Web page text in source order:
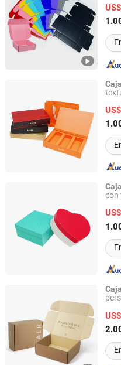
Guangdong, China
Caja
Xiamen Tongli Printing
Fujian, China
Caja
con
Xiamen Tongli Printing
Fujian, China
Caja
Guangzhou Yison Printing
Guangdong, China